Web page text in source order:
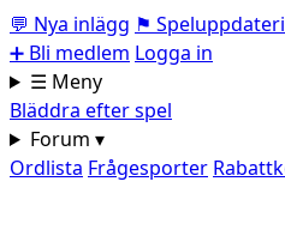
💬 Nya inlägg ⚑
➕ Bli medlem Logga in
☰ Meny
Bläddra efter spel
Forum ▾
Ordlista Frågesporter